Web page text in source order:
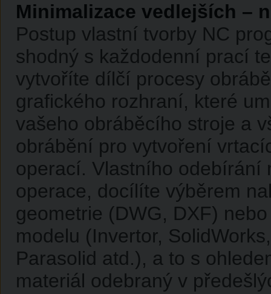
Minimalizace vedlejších –
Postup vlastní tvorby NC
shodný s každodenní prací
vytvoříte dílčí procesy
grafického rozhraní, které
vašeho obráběcího stroje a
obrábění pro vytvoření
operací. Vlastního odebírání
operace, docílíte výběrem
geometrie (DWG, DXF)
modelu (Invertor,
Parasolid atd.), a to s
materiál odebraný v